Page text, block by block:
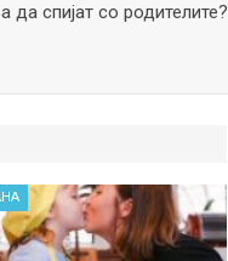
да спијат со родителите?